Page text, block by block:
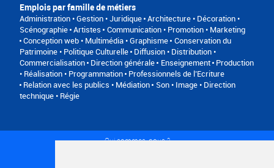
Emplois par famille de métiers
Administration • Gestion • Juridique Architecture • Décoration •
Scénographie Artistes
Communication • Promotion • Marketing
Conception web • Multimédia • Graphisme Conservation du
Patrimoine • Politique Culturelle Diffusion • Distribution •
Commercialisation Direction générale Enseignement Production
• Réalisation • Programmation Professionnels de l’Ecriture
Relation avec les publics • Médiation
Son • Image • Direction
technique • Régie
Qui sommes-nous ?